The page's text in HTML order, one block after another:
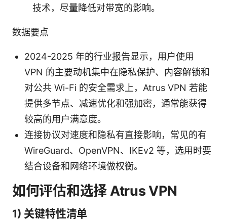
技术，尽量降低对带宽的影响。
数据要点
2024-2025 年的行业报告显示，用户使用
VPN 的主要动机集中在隐私保护、内容解锁和
对公共 Wi-Fi 的安全需求上，Atrus VPN 若能
提供多节点、减速优化和强加密，通常能获得
较高的用户满意度。
连接协议对速度和隐私有直接影响，常见的有
WireGuard、OpenVPN、IKEv2 等，选用时要
结合设备和网络环境做权衡。
如何评估和选择 Atrus VPN
1) 关键特性清单